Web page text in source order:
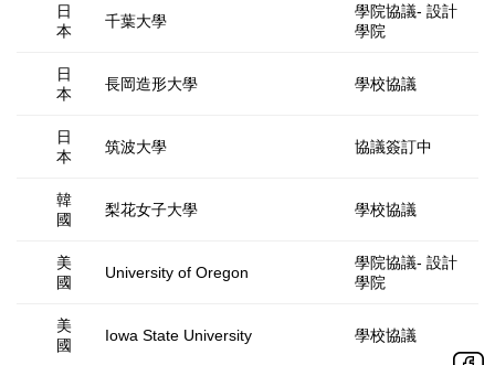
日
本
千葉大學
學院協議- 設計
學院
日
本
長岡造形大學 學校協議
日
本
筑波大學 協議簽訂中
韓
國
梨花女子大學 學校協議
美
國
University of Oregon
學院協議- 設計
學院
美
國
Iowa State University 學校協議